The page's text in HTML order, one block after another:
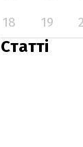
18
19
Статті